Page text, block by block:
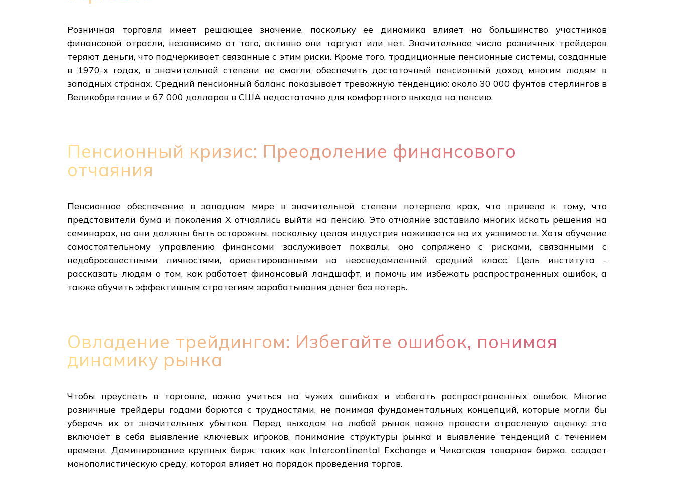
Розничная торговля имеет решающее значение, поскольку ее динамика влияет на большинство участников
финансовой отрасли, независимо от того, активно они торгуют или нет. Значительное число розничных трейдеров
теряют деньги, что подчеркивает связанные с этим риски. Кроме того, традиционные пенсионные системы, созданные
в 1970-х годах, в значительной степени не смогли обеспечить достаточный пенсионный доход многим людям в
западных странах. Средний пенсионный баланс показывает тревожную тенденцию: около 30 000 фунтов стерлингов в
Великобритании и 67 000 долларов в США недостаточно для комфортного выхода на пенсию.
Пенсионный кризис: Преодоление финансового
отчаяния
Пенсионное обеспечение в западном мире в значительной степени потерпело крах, что привело к тому, что
представители бума и поколения X отчаялись выйти на пенсию. Это отчаяние заставило многих искать решения на
семинарах, но они должны быть осторожны, поскольку целая индустрия наживается на их уязвимости. Хотя обучение
самостоятельному управлению финансами заслуживает похвалы, оно сопряжено с рисками, связанными с
недобросовестными личностями, ориентированными на неосведомленный средний класс. Цель института -
рассказать людям о том, как работает финансовый ландшафт, и помочь им избежать распространенных ошибок, а
также обучить эффективным стратегиям зарабатывания денег без потерь.
Овладение трейдингом: Избегайте ошибок, понимая
динамику рынка
Чтобы преуспеть в торговле, важно учиться на чужих ошибках и избегать распространенных ошибок. Многие
розничные трейдеры годами борются с трудностями, не понимая фундаментальных концепций, которые могли бы
уберечь их от значительных убытков. Перед выходом на любой рынок важно провести отраслевую оценку; это
включает в себя выявление ключевых игроков, понимание структуры рынка и выявление тенденций с течением
времени. Доминирование крупных бирж, таких как Intercontinental Exchange и Чикагская товарная биржа, создает
монополистическую среду, которая влияет на порядок проведения торгов.